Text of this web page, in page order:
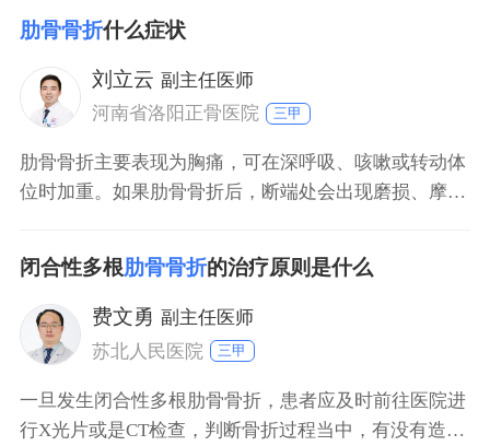
位、骨折的数量以及病人的耐受能力是有关系的。如果
断的肋骨比较多，那病人肯定就会越痛，因为呼吸的时
候肋骨的错位会更明显，因此会更痛。而位于后面的肋
骨骨折疼痛就比
肋骨骨折什么症状
刘立云 副主任医师
河南省洛阳正骨医院
三甲
肋骨骨折主要表现为胸痛，可在深呼吸、咳嗽或转动体
位时加重。如果肋骨骨折后，断端处会出现磨损、摩
肋骨骨折也可能会伴有胸部畸形，比如凹陷或凸起等。
一旦出现以上症状，患者应及时前往医院就诊。
闭合性多根肋骨骨折的治疗原则是什么
费文勇 副主任医师
苏北人民医院
三甲
一旦发生闭合性多根肋骨骨折，患者应及时前往医院进
行X光片或是CT检查，判断骨折过程当中，有没有造成